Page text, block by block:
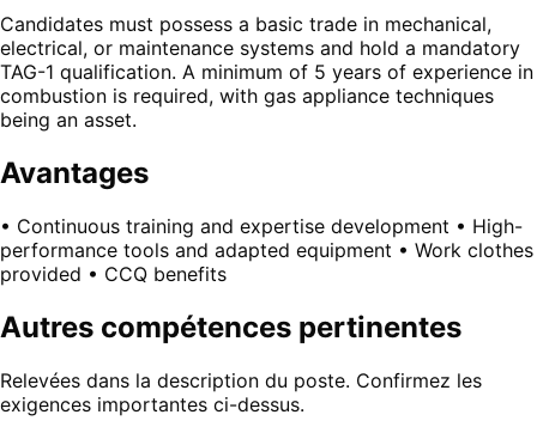
Candidates must possess a basic trade in mechanical,
electrical, or maintenance systems and hold a mandatory
TAG-1 qualification. A minimum of 5 years of experience in
combustion is required, with gas appliance techniques
being an asset.
Avantages
• Continuous training and expertise development • High-
performance tools and adapted equipment • Work clothes
provided • CCQ benefits
Autres compétences pertinentes
Relevées dans la description du poste. Confirmez les
exigences importantes ci-dessus.